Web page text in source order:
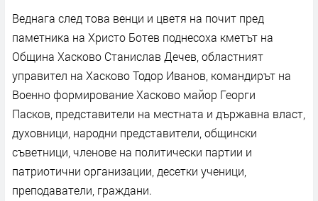
Веднага след това венци и цветя на почит пред
паметника на Христо Ботев поднесоха кметът на
Община Хасково Станислав Дечев, областният
управител на Хасково Тодор Иванов, командирът на
Военно формирование Хасково майор Георги
Пасков, представители на местната и държавна власт,
духовници, народни представители, общински
съветници, членове на политически партии и
патриотични организации, десетки ученици,
преподаватели, граждани.